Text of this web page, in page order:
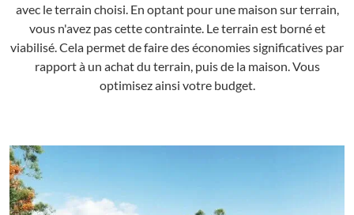
avec le terrain choisi. En optant pour une maison sur terrain,
vous n'avez pas cette contrainte. Le terrain est borné et
viabilisé. Cela permet de faire des économies significatives par
rapport à un achat du terrain, puis de la maison. Vous
optimisez ainsi votre budget.